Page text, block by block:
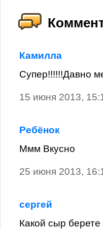
Камилла
Супер!!!!!!Давно
15 июня 2013,
Ребёнок
Ммм Вкусно
25 июня 2013,
сергей
Какой сыр берете